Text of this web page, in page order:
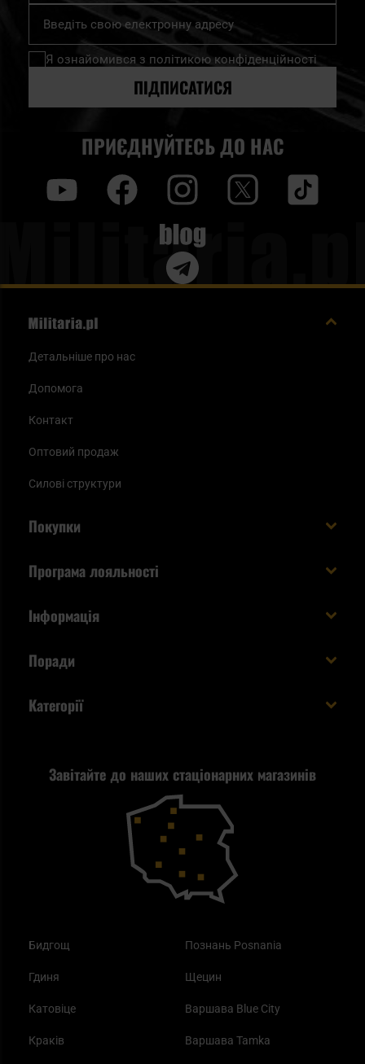
Підпишіться
нашу
розсилку
Я ознайомився з політикою конфіденційності
ПІДПИСАТИСЯ
ПРИЄДНУЙТЕСЬ ДО НАС
Blog
Детальніше про нас
Допомога
Контакт
Оптовий продаж
Силові структури
Покупки
Способи оплати
Статус замовлення
Tax Free
Програма лояльності
Увійдіть в систему
Завітайте до наших стаціонарних магазинів
Бидгощ
Гдиня
Катовіце
Краків
Познань Posnania
Щецин
Варшава Blue City
Варшава Tamka
Інформація
Політика конфіденційності
Повернення товару
Поради
спакувати?
Blackout - що це таке?
Як працює маска від смогу?
Найкращі спальні мішки на осінь
Категорії
Самозахист